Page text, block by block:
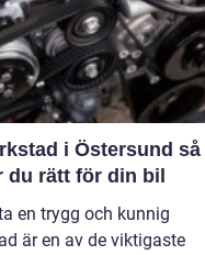
i Östersund så
du rätt för din bil
en trygg och kunnig
är en av de viktigaste